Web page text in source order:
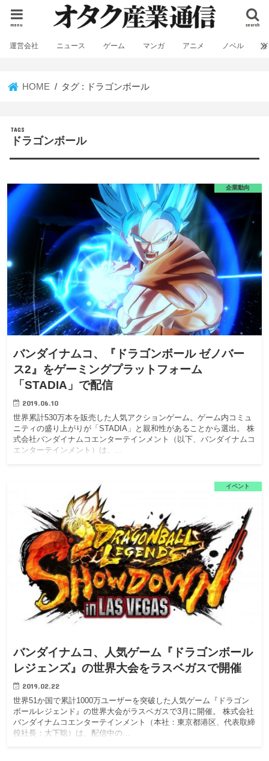
search
menu
運営会社 ニュース ゲーム マンガ アニメ ノベル
HOME タグ : ドラゴンボール
ドラゴンボール
企業動向
バンダイナムコ、『ドラゴンボール ゼノバー
ス2』をゲーミングプラットフォーム
「STADIA」で配信
2019.06.10
世界累計530万本を販売した人気アクションゲーム。ゲーム内コミュ
ニティの盛り上がりが「STADIA」と親和性があることから選出。 株
式会社バンダイナムコエンターテインメント（以下、バンダイナムコ
エンターテインメント）は、…
イベント
バンダイナムコ、人気ゲーム『ドラゴンボール
レジェンズ』の世界大会をラスベガスで開催
2019.02.22
世界51か国で累計1000万ユーザーを突破した人気ゲーム『ドラゴン
ボールレジェンド』の世界大会がラスベガスで3月に開催。 株式会社
バンダイナムコエンターテインメント（本社：東京都港区、代表取締
役社長：大下聡）は、配信中の…